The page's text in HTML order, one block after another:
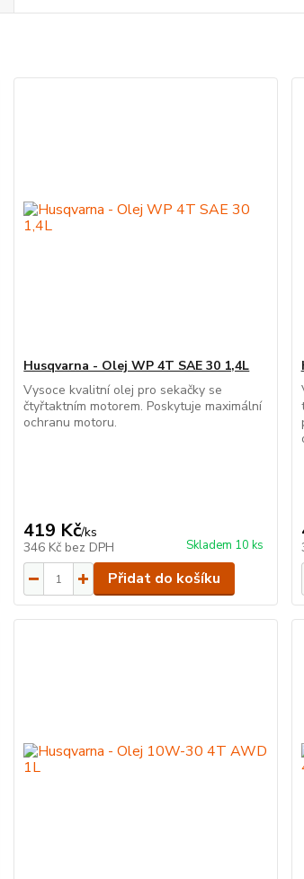
Husqvarna - Olej WP 4T SAE 30 1,4L
Vysoce kvalitní olej pro sekačky se
čtyřtaktním motorem. Poskytuje maximální
ochranu motoru.
419 Kč/ks
346 Kč bez DPH Skladem 10 ks
Přidat do košíku